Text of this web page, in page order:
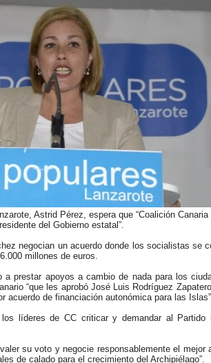
Astrid Pérez, espera que “Coalición
del Gobierno estatal”.
negocian un acuerdo donde los socialistas se
millones de euros.
a prestar apoyos a cambio de nada para los
“que les aprobó José Luis Rodríguez
acuerdo de financiación autonómica para las
líderes de CC criticar y demandar al
su voto y negocie responsablemente el
de calado para el crecimiento del Archipiélago”.